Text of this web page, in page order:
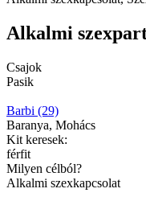
Alkalmi
Csajok
Pasik
Barbi (29)
Baranya, Mohács
Kit keresek:
férfit
Milyen célból?
Alkalmi szexkapcsolat